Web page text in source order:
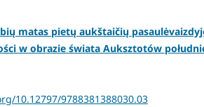
matas pietų aukštaičių
w obrazie świata Auksztotów
10.12797/9788381388030.03